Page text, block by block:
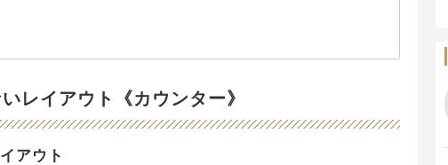
レイアウト《カウンター》
アウト